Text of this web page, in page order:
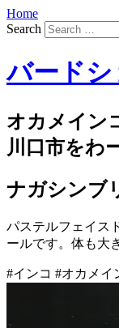
Home
Search
バード
オカメイン
川口市をわ
ナガシンブ
パステルフェイス
ールです。体も大
#インコ #オカメイ